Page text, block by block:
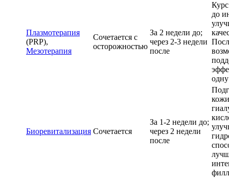
Плазмотерапия
(PRP),
Мезотерапия
Сочетается с
осторожностью
За 2 недели до;
через 2-3 недели
после
до
Биоревитализация Сочетается
За 1-2 недели до;
через 2 недели
после
кожи